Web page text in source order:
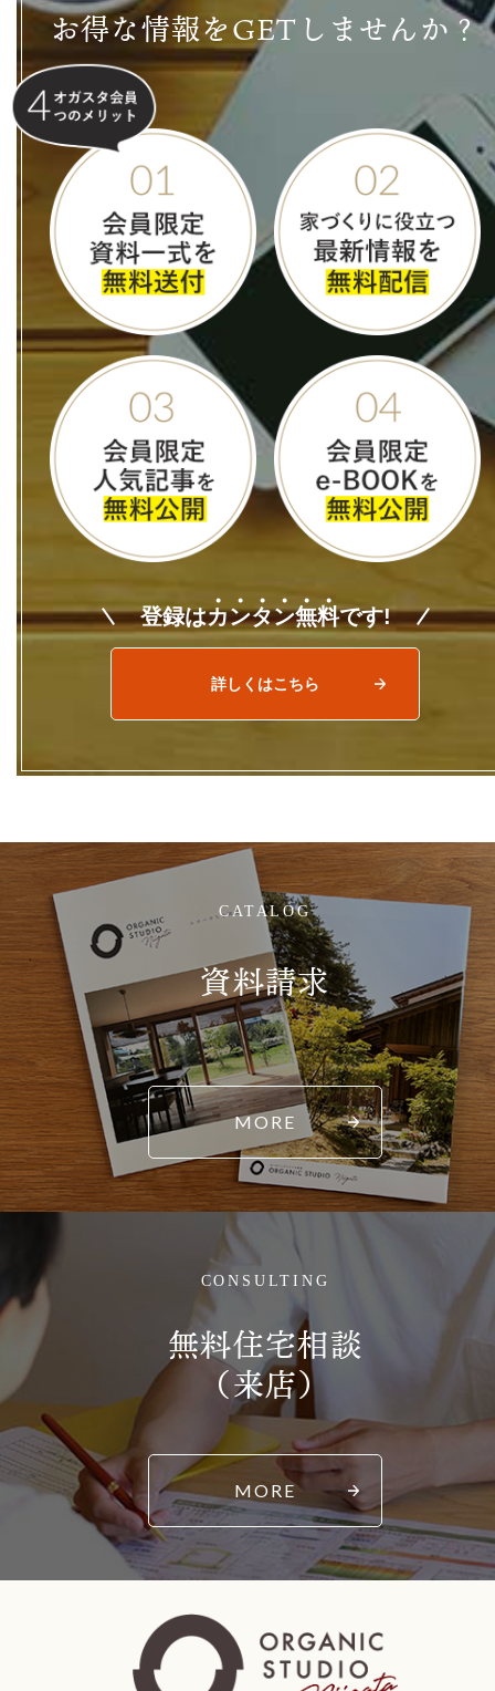
お得な情報をGETしませんか？
登録はカンタン無料です!
詳しくはこちら
CATALOG
資料請求
MORE
CONSULTING
無料住宅相談
（来店）
MORE